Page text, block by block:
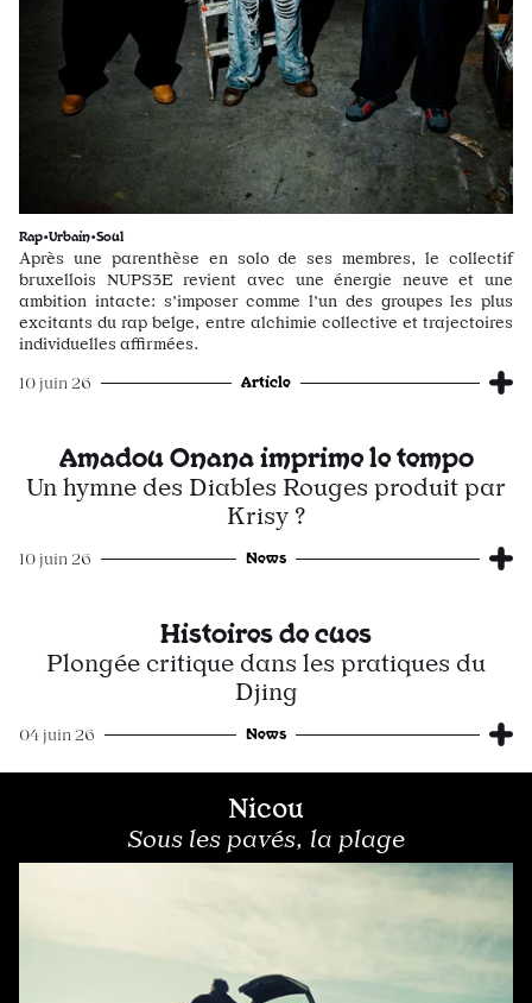
Rap•Urbain•Soul
Après une parenthèse en solo de ses membres, le collectif
bruxellois NUPS3E revient avec une énergie neuve et une
ambition intacte: s’imposer comme l’un des groupes les plus
excitants du rap belge, entre alchimie collective et trajectoires
individuelles affirmées.
10 juin 26 Article
Amadou Onana imprime le tempo
Un hymne des Diables Rouges produit par
Krisy ?
10 juin 26 News
Histoires de cues
Plongée critique dans les pratiques du
Djing
04 juin 26 News
Nicou
Sous les pavés, la plage